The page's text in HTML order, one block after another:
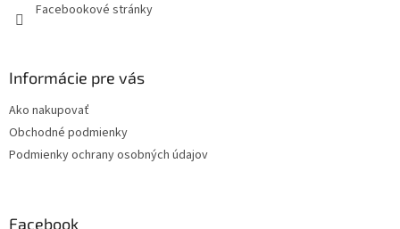
Facebookové stránky
Informácie pre vás
Ako nakupovať
Obchodné podmienky
Podmienky ochrany osobných údajov
Facebook